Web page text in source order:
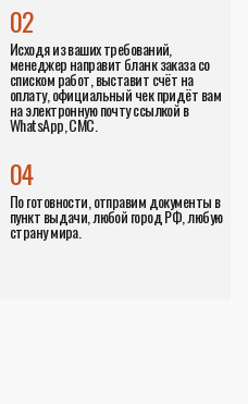
02
Исходя из ваших требований,
менеджер направит бланк заказа со
списком работ, выставит счёт на
оплату, официальный чек придёт вам
на электронную почту ссылкой в
WhatsApp, СМС.
04
По готовности, отправим документы в
пункт выдачи, любой город РФ, любую
страну мира.